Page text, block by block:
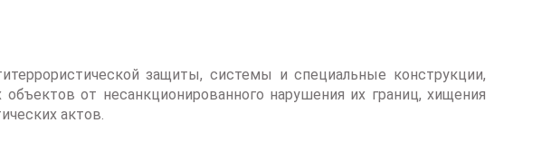
защиты, системы и специальные конструкции,
от несанкционированного нарушения их границ, хищения
актов.